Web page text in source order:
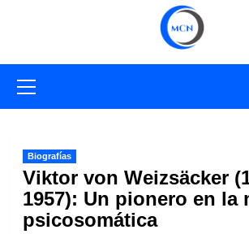
primario
Biografías
Viktor von Weizsäcker
1957): Un pionero en la
psicosomática